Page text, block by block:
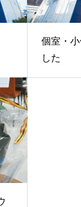
個室・
した